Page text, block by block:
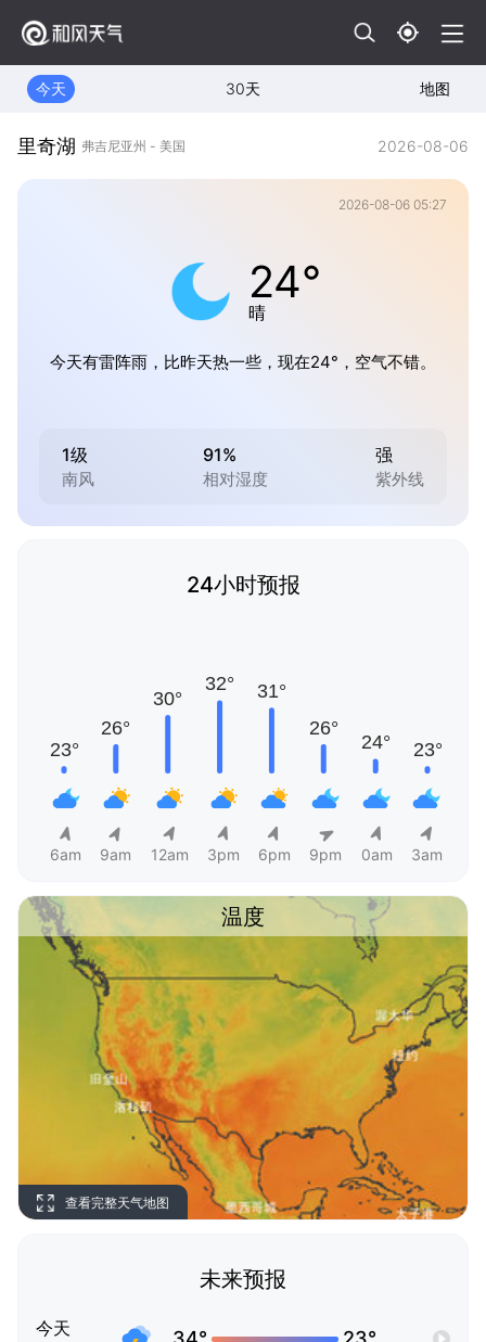
今天 30天 地图
里奇湖 弗吉尼亚州 - 美国 2026-08-06
2026-08-06 05:27
24°
晴
今天有雷阵雨，比昨天热一些，现在24°，空气不错。
1级
南风
91%
相对湿度
强
紫外线
24小时预报
6am 9am 12am 3pm 6pm 9pm 0am 3am
温度
查看完整天气地图
未来预报
今天